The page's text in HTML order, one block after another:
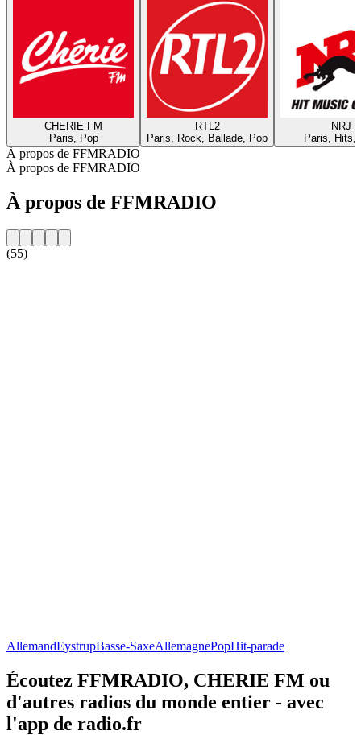
CHERIE FM
Paris, Pop
RTL2
Paris, Rock, Ballade, Pop
NRJ
Paris, Hits,
À propos de FFMRADIO
À propos de FFMRADIO
À propos de FFMRADIO
(55)
AllemandEystrupBasse-SaxeAllemagnePopHit-parade
Écoutez FFMRADIO, CHERIE FM ou
d'autres radios du monde entier - avec
l'app de radio.fr